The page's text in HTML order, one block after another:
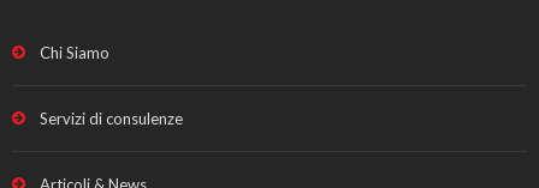
Chi Siamo
Servizi di consulenze
Articoli & News